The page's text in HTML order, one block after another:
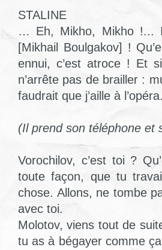
STALINE
… Eh, Mikho, Mikho !...
[Mikhail Boulgakov] !
ennui, c’est atroce ! Et
n’arrête pas de brailler :
faudrait que j’aille à l’opéra.
(Il prend son téléphone et
Vorochilov, c’est toi ?
toute façon, que tu
chose. Allons, ne tombe
avec toi.
Molotov, viens tout de
tu as à bégayer comme